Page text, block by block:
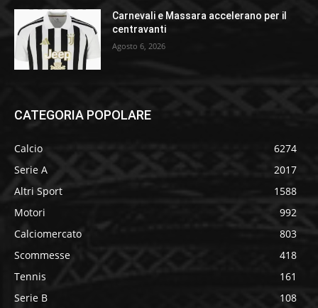
Carnevali e Massara accelerano per il
centravanti
Agosto 6, 2026
CATEGORIA POPOLARE
Calcio
6274
Serie A
2017
Altri Sport
1588
Motori
992
Calciomercato
803
Scommesse
418
Tennis
161
Serie B
108